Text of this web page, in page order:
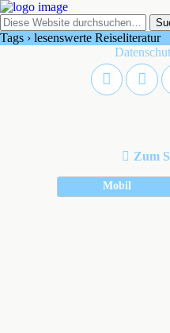
Tags › lesenswerte Reiseliteratur
Zum
Mobil